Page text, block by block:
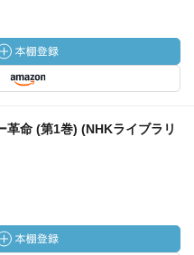
革命 (第1巻) (NHKライブラリ